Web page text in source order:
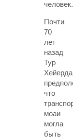
человек.
Почти
70
лет
назад
Тур
что
моаи
могла
быть